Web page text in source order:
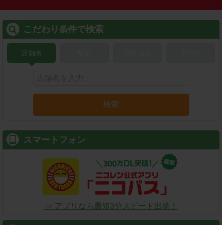
こだわり条件で検索
店舗名
検索
スマートフォン
⇒ アプリなら最短3分スピード出発！